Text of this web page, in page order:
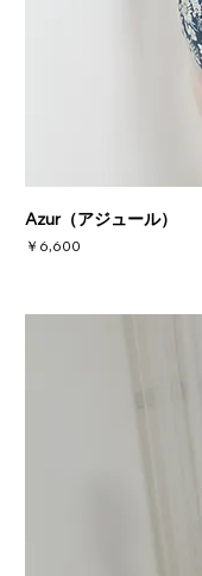
Azur（アジュール）
価格
￥6,600